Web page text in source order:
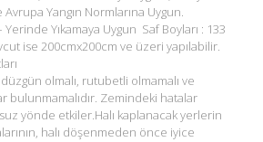
Yangın Normlarına Uygun.
Yerinde Yıkamaya Uygun Saf Boyları : 133
ise 200cmx200cm ve üzeri yapılabilir.
olmalı, rutubetli olmamalı ve
bulunmamalıdır. Zemindeki hatalar
yönde etkiler.Halı kaplanacak yerlerin
halı döşenmeden önce iyice